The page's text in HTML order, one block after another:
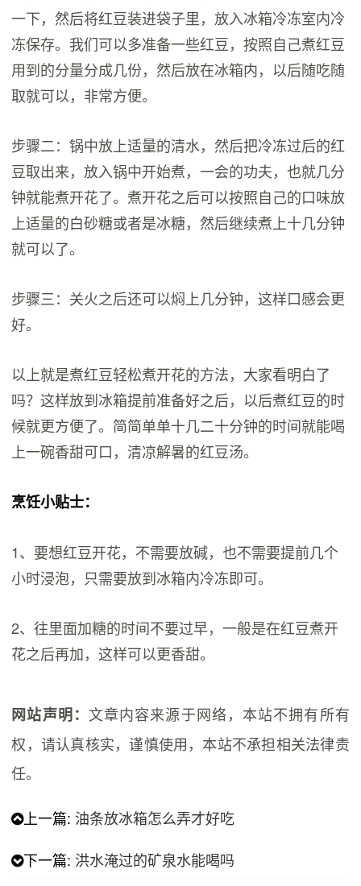
一下，然后将红豆装进袋子里，放入冰箱冷冻室内冷
冻保存。我们可以多准备一些红豆，按照自己煮红豆
用到的分量分成几份，然后放在冰箱内，以后随吃随
取就可以，非常方便。
步骤二：锅中放上适量的清水，然后把冷冻过后的红
豆取出来，放入锅中开始煮，一会的功夫，也就几分
钟就能煮开花了。煮开花之后可以按照自己的口味放
上适量的白砂糖或者是冰糖，然后继续煮上十几分钟
就可以了。
步骤三：关火之后还可以焖上几分钟，这样口感会更
好。
以上就是煮红豆轻松煮开花的方法，大家看明白了
吗？这样放到冰箱提前准备好之后，以后煮红豆的时
候就更方便了。简简单单十几二十分钟的时间就能喝
上一碗香甜可口，清凉解暑的红豆汤。
烹饪小贴士：
1、要想红豆开花，不需要放碱，也不需要提前几个
小时浸泡，只需要放到冰箱内冷冻即可。
2、往里面加糖的时间不要过早，一般是在红豆煮开
花之后再加，这样可以更香甜。
网站声明： 文章内容来源于网络，本站不拥有所有
权，请认真核实，谨慎使用，本站不承担相关法律责
任。
上一篇: 油条放冰箱怎么弄才好吃
下一篇: 洪水淹过的矿泉水能喝吗